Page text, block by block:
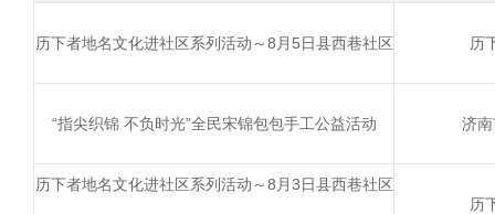
历下者地名文化进社区系列活动～8月5日县西巷社区 历
“指尖织锦 不负时光”全民宋锦包包手工公益活动 济
历下者地名文化进社区系列活动～8月3日县西巷社区
历